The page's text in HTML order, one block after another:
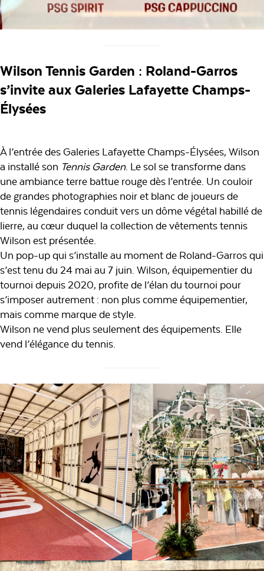
Wilson Tennis Garden : Roland-Garros
s’invite aux Galeries Lafayette Champs-
Élysées
À l’entrée des Galeries Lafayette Champs-Élysées, Wilson
a installé son Tennis Garden. Le sol se transforme dans
une ambiance terre battue rouge dès l’entrée. Un couloir
de grandes photographies noir et blanc de joueurs de
tennis légendaires conduit vers un dôme végétal habillé de
lierre, au cœur duquel la collection de vêtements tennis
Wilson est présentée.
Un pop-up qui s’installe au moment de Roland-Garros qui
s’est tenu du 24 mai au 7 juin. Wilson, équipementier du
tournoi depuis 2020, profite de l’élan du tournoi pour
s’imposer autrement : non plus comme équipementier,
mais comme marque de style.
Wilson ne vend plus seulement des équipements. Elle
vend l’élégance du tennis.